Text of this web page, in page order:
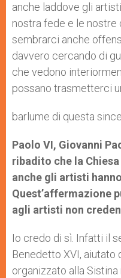
anche laddove gli
nostra fede e le
sembrarci anche
davvero cercando di
che vedono
possano trasmetterci
barlume di questa
Paolo VI, Giovanni
ribadito che la
anche gli artisti
Quest’affermazione
agli artisti non
Io credo di sì. Infatti il
Benedetto XVI, aiutato
organizzato alla